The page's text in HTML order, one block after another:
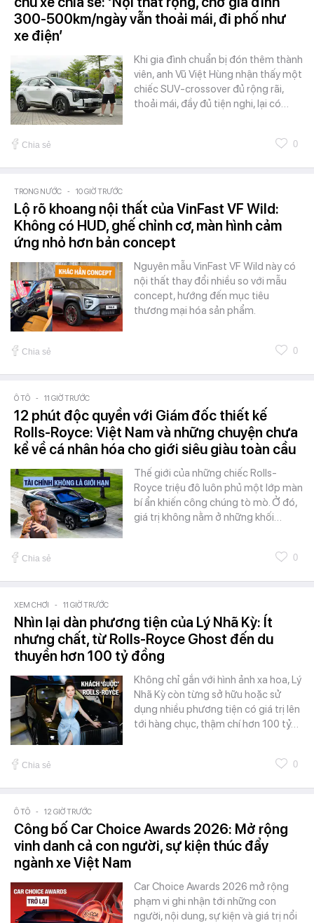
300-500km/ngày vẫn thoải mái, đi phố như
xe điện’
Khi gia đình chuẩn bị đón thêm thành
viên, anh Vũ Việt Hùng nhận thấy một
chiếc SUV-crossover đủ rộng rãi,
thoải mái, đầy đủ tiện nghi, lại có…
Chia sẻ 0
TRONG NƯỚC - 10 GIỜ TRƯỚC
Lộ rõ khoang nội thất của VinFast VF Wild:
Không có HUD, ghế chỉnh cơ, màn hình cảm
ứng nhỏ hơn bản concept
Nguyên mẫu VinFast VF Wild này có
nội thất thay đổi nhiều so với mẫu
concept, hướng đến mục tiêu
thương mại hóa sản phẩm.
Chia sẻ 0
Ô TÔ - 11 GIỜ TRƯỚC
12 phút độc quyền với Giám đốc thiết kế
Rolls-Royce: Việt Nam và những chuyện chưa
kể về cá nhân hóa cho giới siêu giàu toàn cầu
Thế giới của những chiếc Rolls-
Royce triệu đô luôn phủ một lớp màn
bí ẩn khiến công chúng tò mò. Ở đó,
giá trị không nằm ở những khối…
Chia sẻ 0
XEM CHƠI - 11 GIỜ TRƯỚC
Nhìn lại dàn phương tiện của Lý Nhã Kỳ: Ít
nhưng chất, từ Rolls-Royce Ghost đến du
thuyền hơn 100 tỷ đồng
Không chỉ gắn với hình ảnh xa hoa, Lý
Nhã Kỳ còn từng sở hữu hoặc sử
dụng nhiều phương tiện có giá trị lên
tới hàng chục, thậm chí hơn 100 tỷ…
Chia sẻ 0
Ô TÔ - 12 GIỜ TRƯỚC
Công bố Car Choice Awards 2026: Mở rộng
vinh danh cả con người, sự kiện thúc đẩy
ngành xe Việt Nam
Car Choice Awards 2026 mở rộng
phạm vi ghi nhận tới những con
người, nội dung, sự kiện và giá trị nổi